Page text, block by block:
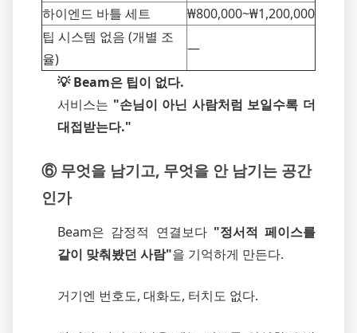
하이엔드 바틀 세트
₩800,000~₩1,200,000
팁 시스템 없음 (개별 조
율)
—
💡 Beam은 팁이 없다.
서비스는 "손님이 아닌 사람처럼 보일수록 더
대접받는다."
⑥ 무엇을 남기고, 무엇을 안 남기는 공간
인가
Beam은 감정적 연결보다 "정서적 페이스를
같이 맞춰봤던 사람"을 기억하게 만든다.
거기엔 번호도, 대화도, 터치도 없다.